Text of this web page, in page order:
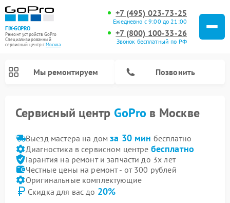
FIX-GOPRO
Ремонт устройств GoPro
Специализированный
cервисный центр г.Москва
+7 (495) 023-73-25
Ежедневно с 9:00 до 21:00
+7 (800) 100-33-26
Звонок бесплатный по РФ
Мы ремонтируем Позвонить
Сервисный центр GoPro в Москве
Выезд мастера на домза 30 мин бесплатно
Диагностика в сервисном центре бесплатно
Гарантия на ремонт и запчасти до 3х лет
Честные цены на ремонт - от 300 рублей
Оригинальные комплектующие
Скидка для вас до 20%